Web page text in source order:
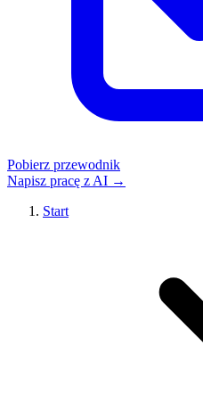
Pobierz przewodnik
Napisz pracę z AI →
Start